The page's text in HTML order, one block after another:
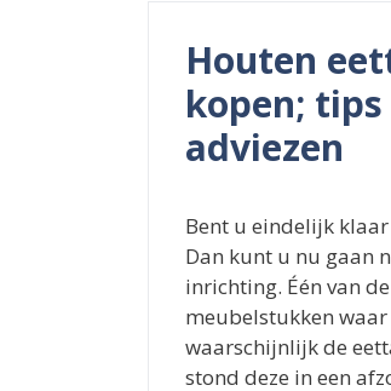
Houten
kopen; tips
adviezen
Bent u eindelijk
Dan kunt u nu gaan
inrichting. Één van
meubelstukken
waarschijnlijk de
stond deze in een